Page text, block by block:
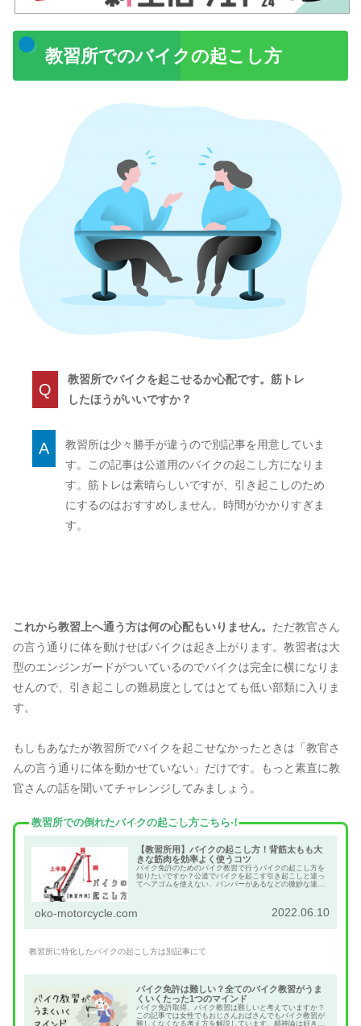
教習所でのバイクの起こし方
Q
教習所でバイクを起こせるか心配です。筋トレ
したほうがいいですか？
A
教習所は少々勝手が違うので別記事を用意していま
す。この記事は公道用のバイクの起こし方になりま
す。筋トレは素晴らしいですが、引き起こしのため
にするのはおすすめしません。時間がかかりすぎま
す。
これから教習上へ通う方は何の心配もいりません。 ただ教官さん
の言う通りに体を動けせばバイクは起き上がります。教習者は大
型のエンジンガードがついているのでバイクは完全に横になりま
せんので、引き起こしの難易度としてはとても低い部類に入りま
す。
もしもあなたが教習所でバイクを起こせなかったときは「教官さ
んの言う通りに体を動かせていない」だけです。もっと素直に教
官さんの話を聞いてチャレンジしてみましょう。
教習所での倒れたバイクの起こし方こちら！
【教習所用】バイクの起こし方！背筋太もも大
きな筋肉を効率よく使うコツ
バイク免許のためのバイク教習で行うバイクの起こし方を
知りたいですか？公道でバイクを起こす引き起こしと違っ
てヘアゴムを使えない、バンパーがあるなどの微妙な違い
oko-motorcycle.com 2022.06.10
教習所に特化したバイクの起こし方は別記事にて
バイク免許は難しい？全てのバイク教習がうま
くいくたった1つのマインド
バイク免許取得、バイク教習は難しいと考えていますか？
この記事では女性でもおじさんおばさんでもバイク教習が
難しくなくなる考え方を解説しています。精神論は好きで